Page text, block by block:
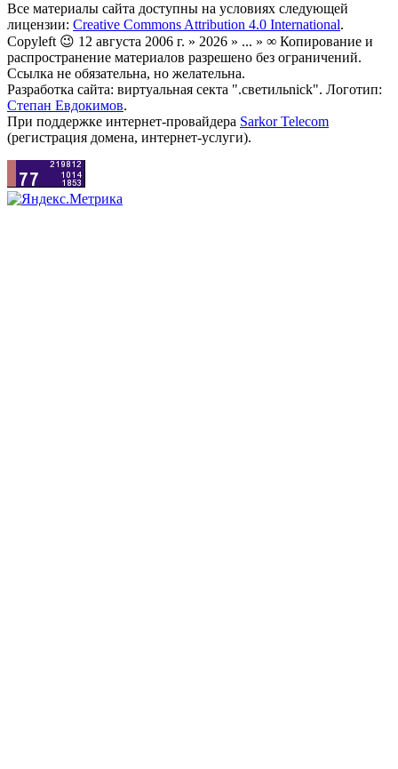
Все материалы сайта доступны на условиях следующей
лицензии: Creative Commons Attribution 4.0 International.
Copyleft 😉 12 августа 2006 г. » 2026 » ... » ∞ Копирование и
распространение материалов разрешено без ограничений.
Ссылка не обязательна, но желательна.
Разработка сайта: виртуальная секта ".светильnick". Логотип:
Степан Евдокимов.
При поддержке интернет-провайдера Sarkor Telecom
(регистрация домена, интернет-услуги).